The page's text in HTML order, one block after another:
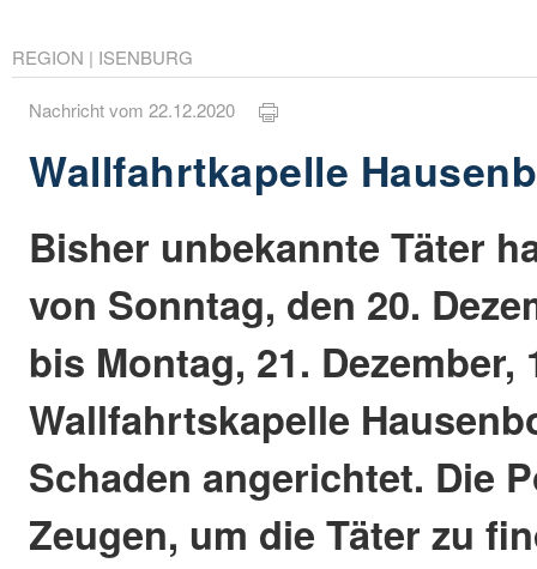
REGION | ISENBURG
Nachricht vom 22.12.2020
Wallfahrtkapelle
Bisher unbekannte Täter
von Sonntag, den 20.
bis Montag, 21. Dezember,
Wallfahrtskapelle
Schaden angerichtet. Die
Zeugen, um die Täter zu